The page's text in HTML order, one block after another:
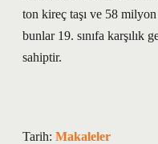
ton kireç taşı ve 58
bunlar 19. sınıfa karşılık
sahiptir.
Tarih: Makaleler